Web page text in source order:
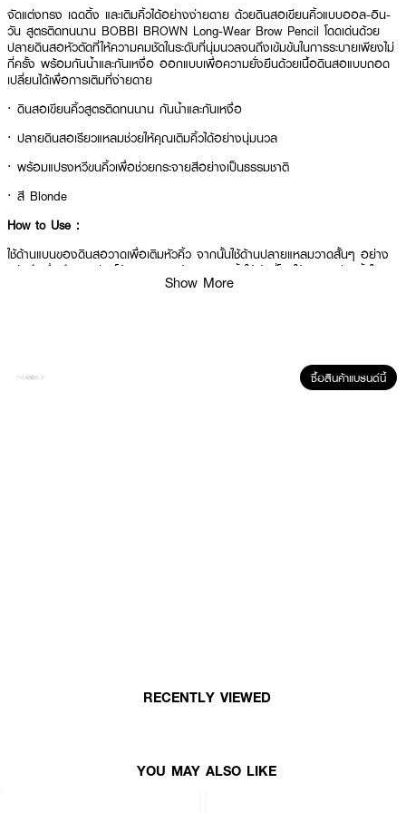
จัดแต่งทรง เฉดดิ้ง และเติมคิ้วได้อย่างง่ายดาย ด้วยดินสอเขียนคิ้วแบบออล-อิน-
วัน สูตรติดทนนาน BOBBI BROWN Long-Wear Brow Pencil โดดเด่นด้วย
ปลายดินสอหัวตัดที่ให้ความคมชัดในระดับที่นุ่มนวลจนถึงเข้มข้นในการระบายเพียงไม่
กี่ครั้ง พร้อมกันน้ำและกันเหงื่อ ออกแบบเพื่อความยั่งยืนด้วยเนื้อดินสอแบบถอด
เปลี่ยนได้เพื่อการเติมที่ง่ายดาย
· ดินสอเขียนคิ้วสูตรติดทนนาน กันน้ำและกันเหงื่อ
· ปลายดินสอเรียวแหลมช่วยให้คุณเติมคิ้วได้อย่างนุ่มนวล
· พร้อมแปรงหวีขนคิ้วเพื่อช่วยกระจายสีอย่างเป็นธรรมชาติ
· สี Blonde​
How to Use :
ใช้ด้านแบนของดินสอวาดเพื่อเติมหัวคิ้ว จากนั้นใช้ด้านปลายแหลมวาดสั้นๆ อย่าง
แม่นยำเพื่อกำหนดส่วนโค้งและหาง แล้วแปรงขนคิ้วให้เข้าที่โดยใช้แปรงหวีขนคิ้วใน
Show More
ซื้อสินค้าแบรนด์นี้
RECENTLY VIEWED
YOU MAY ALSO LIKE